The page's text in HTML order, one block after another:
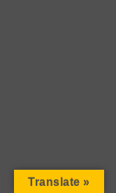
Translate »